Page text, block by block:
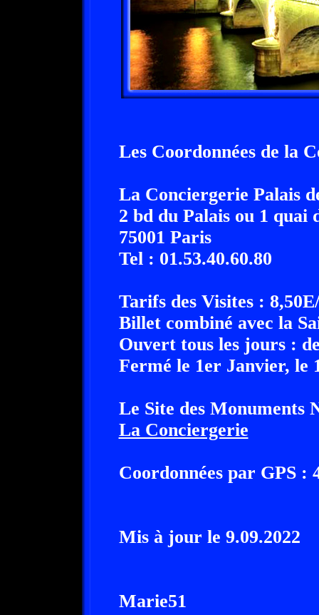
Les Coordonnées de la
La Conciergerie Palais
2 bd du Palais ou 1 quai
75001 Paris
Tel : 01.53.40.60.80
Tarifs des Visites :
Billet combiné avec la
Ouvert tous les jours :
Fermé le 1er Janvier, le
Le Site des Monuments
La Conciergerie
Coordonnées par GPS :
Mis à jour le 9.09.2022
Marie51